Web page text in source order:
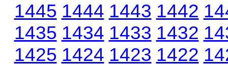
1445 1444 1443 1442
1435 1434 1433 1432
1425 1424 1423 1422